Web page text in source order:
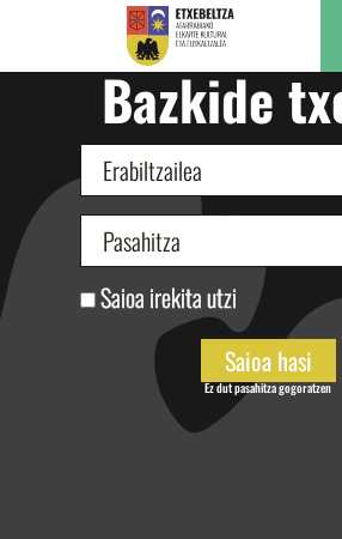
Bazkide
Saioa irekita utzi
Ez dut pasahitza gogoratzen